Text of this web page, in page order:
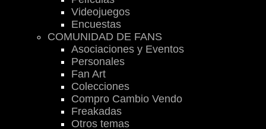
Videojuegos
Encuestas
COMUNIDAD DE FANS
Asociaciones y Eventos
Personales
Fan Art
Colecciones
Compro Cambio Vendo
Freakadas
Otros temas